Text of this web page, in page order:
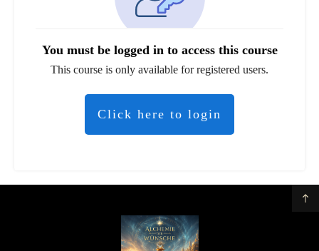
You must be logged in to access this course
This course is only available for registered users.
Click here to login